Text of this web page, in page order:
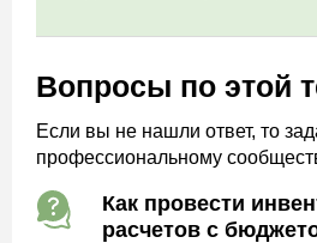
Вопросы по этой
Если вы не нашли ответ, то
профессиональному
Как провести
расчетов с